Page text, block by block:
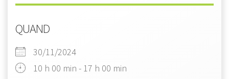
QUAND
30/11/2024
10 h 00 min - 17 h 00 min